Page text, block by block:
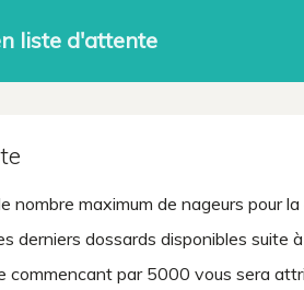
liste d'attente
nombre maximum de nageurs pour
derniers dossards disponibles
commencant par 5000 vous sera